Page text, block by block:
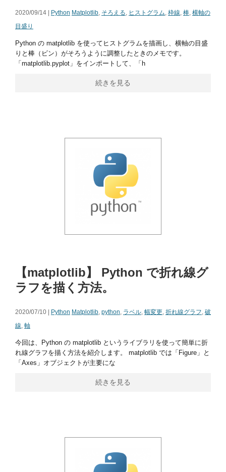
2020/09/14 | Python Matplotlib, そろえる, ヒストグラム, 枠線, 棒, 横軸の
目盛り
Python の matplotlib を使ってヒストグラムを描画し、横軸の目盛
りと棒（ビン）がそろうように調整したときのメモです。
「matplotlib.pyplot」をインポートして、「h
続きを見る
【matplotlib】 Python で折れ線グ
ラフを描く方法。
2020/07/10 | Python Matplotlib, python, ラベル, 幅変更, 折れ線グラフ, 破
線, 軸
今回は、Python の matplotlib というライブラリを使って簡単に折
れ線グラフを描く方法を紹介します。 matplotlib では「Figure」と
「Axes」オブジェクトが主要にな
続きを見る